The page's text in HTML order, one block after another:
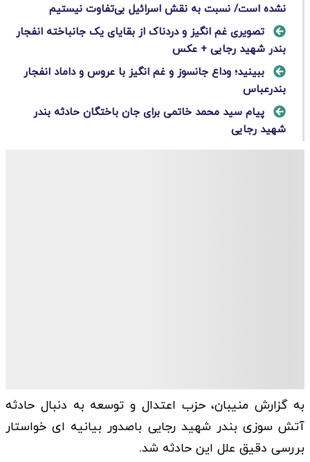
نشده است/ نسبت به نقش اسرائیل بی‌تفاوت نیستیم
تصویری غم انگیز و دردناک از بقایای یک جانباخته انفجار
بندر شهید رجایی + عکس
ببینید؛ وداع جانسوز و غم انگیز با عروس و داماد انفجار
بندرعباس
پیام سید محمد خاتمی برای جان باختگان حادثه بندر
شهید رجایی
به گزارش منیبان، حزب اعتدال و توسعه به دنبال حادثه
آتش سوزی بندر شهید رجایی باصدور بیانیه ای خواستار
بررسی دقیق علل این حادثه شد.